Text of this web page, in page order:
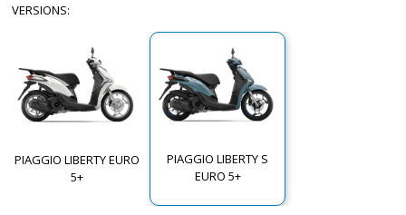
VERSIONS:
PIAGGIO LIBERTY EURO
5+
PIAGGIO LIBERTY S
EURO 5+